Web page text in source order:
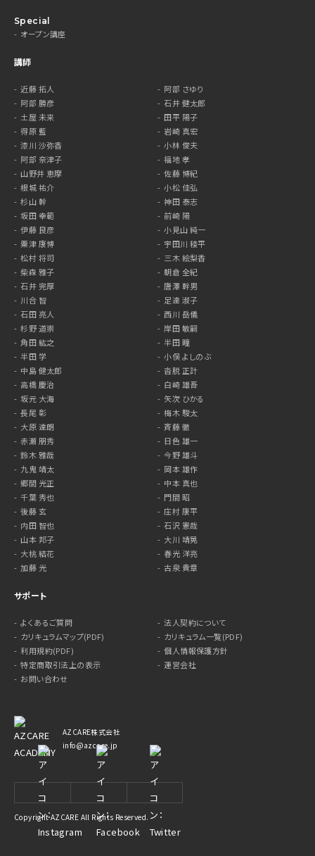
Special
オープン講座
講師
近藤 拓人
阿部 さゆり
阿部 勝彦
石井 健太郎
土屋 未来
田平 陽子
得原 藍
岩崎 真宏
漆川 沙弥香
小林 俊夫
阿部 奈津子
福地 孝
山野井 恵摩
佐藤 博紀
根城 祐介
小松 佳弘
杉山 幹
神田 泰志
坂田 幸範
前崎 陽
伊藤 良彦
小見山 純一
粟津 康博
宇田川 稜平
松村 将司
三木 絵梨香
柴森 雅子
朝倉 全紀
石井 完厚
唐澤 幹男
川合 智
足達 淑子
石田 亮人
西川 岳儀
杉野 道崇
岸田 敏嗣
角田 紘之
半田 瞳
半田 学
小俣 よしのぶ
中島 健太郎
沓脱 正計
高橋 慶治
白崎 雄吾
坂元 大海
矢次 ひかる
長尾 彰
梅木 駿太
大原 達朗
斉藤 徹
赤瀬 朋秀
日色 雄一
鈴木 雅哉
今野 雄斗
九鬼 靖太
岡本 雄作
郷間 光正
中本 真也
千葉 秀也
門間 昭
後藤 玄
庄村 康平
内田 智也
石沢 憲哉
山本 邦子
大川 靖晃
大桃 結花
春光 洋亮
加藤 光
古泉 貴章
サポート
よくあるご質問
法人契約について
カリキュラムマップ(PDF)
カリキュラム一覧(PDF)
利用規約(PDF)
個人情報保護方針
特定商取引法上の表示
運営会社
お問い合わせ
AZCARE株式会社
info@azcare.jp
Copyright AZCARE All Rights Reserved.